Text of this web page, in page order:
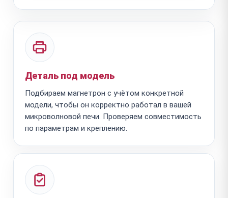
Деталь под модель
Подбираем магнетрон с учётом конкретной
модели, чтобы он корректно работал в вашей
микроволновой печи. Проверяем совместимость
по параметрам и креплению.